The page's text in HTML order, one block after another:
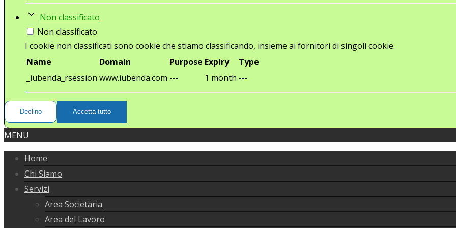
Non classificato
Non classificato
I cookie non classificati sono cookie che stiamo classificando, insieme ai fornitori di singoli cookie.
Name
Domain Purpose Expiry
Type
_iubenda_rsession www.iubenda.com --- 1 month ---
Declino Accetta tutto
MENU
Home
Chi Siamo
Servizi
Area Societaria
Area del Lavoro